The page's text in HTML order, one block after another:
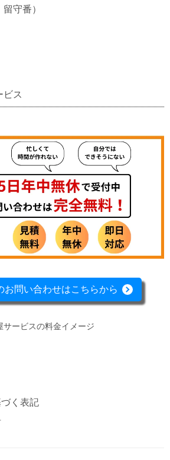
守番）
ビス
お問い合わせはこちらから
サービスの料金イメージ
く表記